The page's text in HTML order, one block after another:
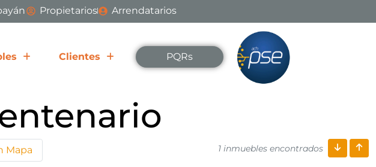
Propietarios Arrendatarios
Clientes PQRs
Mapa 1 inmuebles encontrados